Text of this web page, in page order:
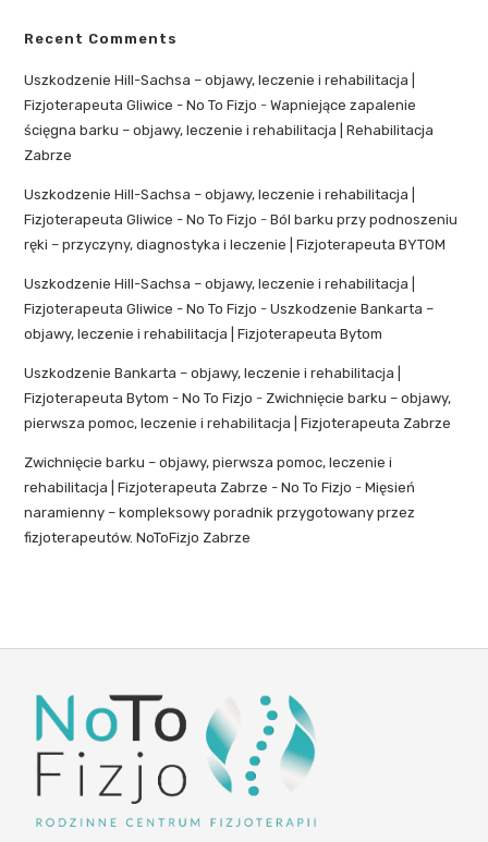
Recent Comments
Uszkodzenie Hill-Sachsa – objawy, leczenie i rehabilitacja |
Fizjoterapeuta Gliwice - No To Fizjo -Wapniejące zapalenie
ścięgna barku – objawy, leczenie i rehabilitacja | Rehabilitacja
Zabrze
Uszkodzenie Hill-Sachsa – objawy, leczenie i rehabilitacja |
Fizjoterapeuta Gliwice - No To Fizjo -Ból barku przy podnoszeniu
ręki – przyczyny, diagnostyka i leczenie | Fizjoterapeuta BYTOM
Uszkodzenie Hill-Sachsa – objawy, leczenie i rehabilitacja |
Fizjoterapeuta Gliwice - No To Fizjo -Uszkodzenie Bankarta –
objawy, leczenie i rehabilitacja | Fizjoterapeuta Bytom
Uszkodzenie Bankarta – objawy, leczenie i rehabilitacja |
Fizjoterapeuta Bytom - No To Fizjo - Zwichnięcie barku – objawy,
pierwsza pomoc, leczenie i rehabilitacja | Fizjoterapeuta Zabrze
Zwichnięcie barku – objawy, pierwsza pomoc, leczenie i
rehabilitacja | Fizjoterapeuta Zabrze - No To Fizjo -Mięsień
naramienny – kompleksowy poradnik przygotowany przez
fizjoterapeutów. NoToFizjo Zabrze